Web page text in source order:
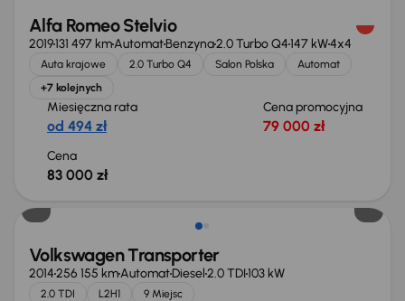
Alfa Romeo Stelvio
2019131 497 kmAutomatBenzyna2.0 Turbo Q4147 kW4x4
Auta krajowe 2.0 Turbo Q4 Salon Polska
Automat
+7 kolejnych
Miesięczna rata
od 494 zł
Cena promocyjna
79 000 zł
Cena
83 000 zł
Volkswagen Transporter
2014256 155 kmAutomatDiesel2.0 TDI103 kW
2.0 TDI L2H1 9 Miejsc